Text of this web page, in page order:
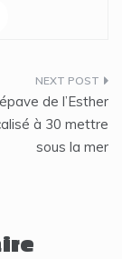
de l’Esther
à 30 mettre
sous la mer